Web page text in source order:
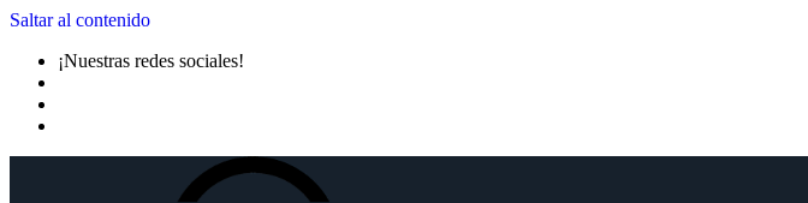
Saltar al contenido
¡Nuestras redes sociales!